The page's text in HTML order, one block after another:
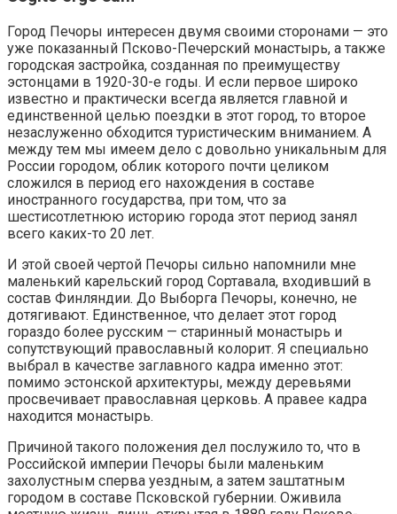
Город Печоры интересен двумя своими сторонами — это
уже показанный Псково-Печерский монастырь, а также
городская застройка, созданная по преимуществу
эстонцами в 1920-30-е годы. И если первое широко
известно и практически всегда является главной и
единственной целью поездки в этот город, то второе
незаслуженно обходится туристическим вниманием. А
между тем мы имеем дело с довольно уникальным для
России городом, облик которого почти целиком
сложился в период его нахождения в составе
иностранного государства, при том, что за
шестисотлетнюю историю города этот период занял
всего каких-то 20 лет.
И этой своей чертой Печоры сильно напомнили мне
маленький карельский город Сортавала, входивший в
состав Финляндии. До Выборга Печоры, конечно, не
дотягивают. Единственное, что делает этот город
гораздо более русским — старинный монастырь и
сопутствующий православный колорит. Я специально
выбрал в качестве заглавного кадра именно этот:
помимо эстонской архитектуры, между деревьями
просвечивает православная церковь. А правее кадра
находится монастырь.
Причиной такого положения дел послужило то, что в
Российской империи Печоры были маленьким
захолустным сперва уездным, а затем заштатным
городом в составе Псковской губернии. Оживила